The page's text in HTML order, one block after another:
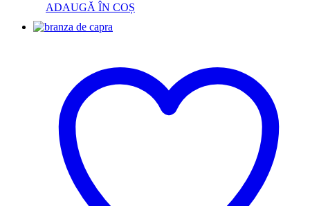
ADAUGĂ ÎN COȘ